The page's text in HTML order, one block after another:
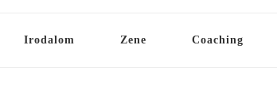
Irodalom Zene Coaching